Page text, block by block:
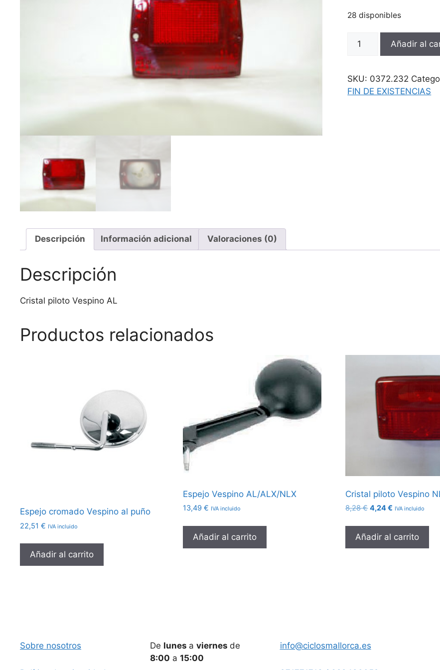
12,76 €.
28 disponibles
Cristal
AL
cantidad
Añadir al
SKU: 0372.232
FIN DE EXISTENCIAS
Descripción Información adicional Valoraciones (0)
Descripción
Cristal piloto Vespino AL
Productos relacionados
Espejo cromado Vespino al puño
22,51 € IVA incluido
Añadir al carrito
Espejo Vespino AL/ALX/NLX
13,49 € IVA incluido
Añadir al carrito
Cristal piloto Vespino
8,28€El
original
era:
8,28 €.
4,24€ El
actual
es:
4,24 €.
IVA incluido
Añadir al carrito
Sobre nosotros De lunes a viernes de
8:00 a 15:00
info@ciclosmallorca.es